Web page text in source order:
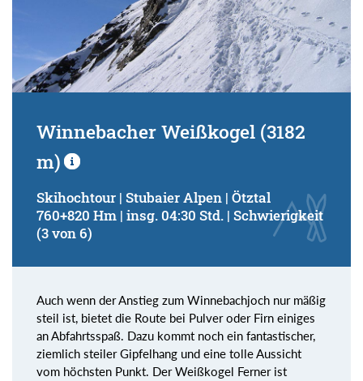
Winnebacher Weißkogel (3182
m)
Skihochtour | Stubaier Alpen | Ötztal
760+820 Hm | insg. 04:30 Std. | Schwierigkeit
(3 von 6)
Auch wenn der Anstieg zum Winnebachjoch nur mäßig
steil ist, bietet die Route bei Pulver oder Firn einiges
an Abfahrtsspaß. Dazu kommt noch ein fantastischer,
ziemlich steiler Gipfelhang und eine tolle Aussicht
vom höchsten Punkt. Der Weißkogel Ferner ist